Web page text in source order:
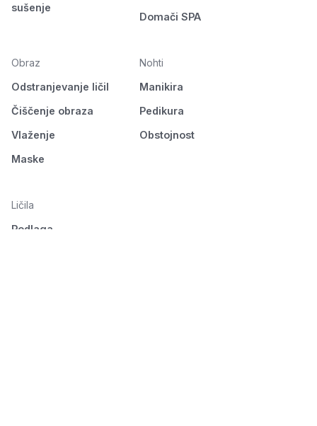
sušenje
Domači SPA
Obraz
Odstranjevanje ličil
Čiščenje obraza
Vlaženje
Maske
Nohti
Manikira
Pedikura
Obstojnost
Ličila
Podlaga